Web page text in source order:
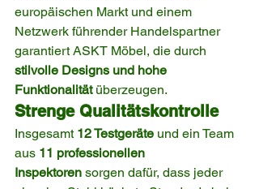
europäischen Markt und einem
Netzwerk führender Handelspartner
garantiert ASKT Möbel, die durch
stilvolle Designs und hohe
Funktionalität überzeugen.
Strenge Qualitätskontrolle
Insgesamt 12 Testgeräte und ein Team
aus 11 professionellen
Inspektoren sorgen dafür, dass jeder